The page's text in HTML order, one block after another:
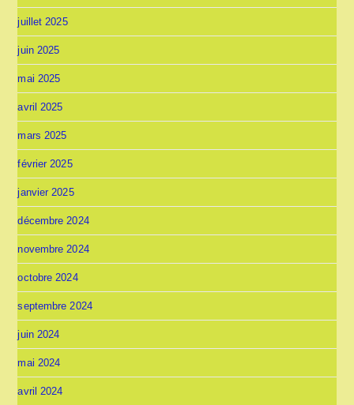
juillet 2025
juin 2025
mai 2025
avril 2025
mars 2025
février 2025
janvier 2025
décembre 2024
novembre 2024
octobre 2024
septembre 2024
juin 2024
mai 2024
avril 2024